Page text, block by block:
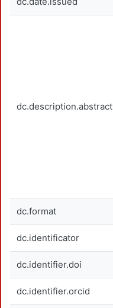
dc.description.abstract
dc.format
dc.identificator
dc.identifier.doi
dc.identifier.orcid